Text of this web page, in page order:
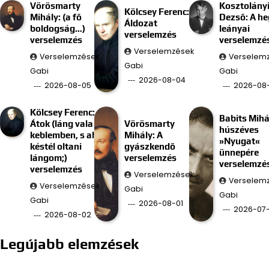
Vörösmarty
Mihály: (a fő
boldogság…)
verselemzés
Verselemzések
Gabi
2026-08-05
Kölcsey Ferenc:
Áldozat
verselemzés
Verselemzések
Gabi
2026-08-04
Kosztolányi
Dezső: A
leányai
Gabi
2026-
Kölcsey Ferenc:
Átok (láng vala
keblemben, s ah
késtél oltani
lángom;)
verselemzés
Verselemzések
Gabi
2026-08-02
Vörösmarty
Mihály: A
gyászkendő
verselemzés
Verselemzések
Gabi
2026-08-01
Babits
húszéves
»Nyugat«
ünnepére
Gabi
2026-
Legújabb elemzések